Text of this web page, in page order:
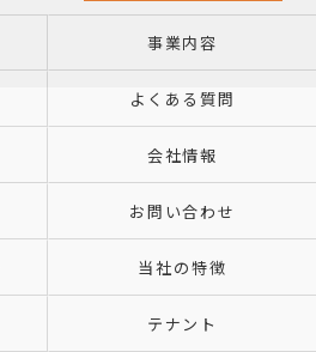
事業内容
よくある質問
会社情報
お問い合わせ
当社の特徴
テナント